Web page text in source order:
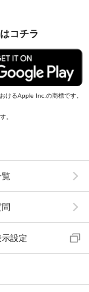
コチラ
けるApple Inc.の商標です。
。
覧
設定